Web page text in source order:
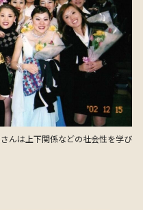
んは上下関係などの社会性を学び